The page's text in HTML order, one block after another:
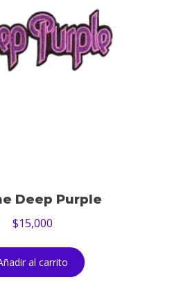
Deep Purple
$15,000
al carrito